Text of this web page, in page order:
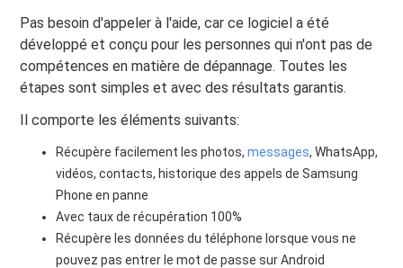
Pas besoin d'appeler à l'aide, car ce logiciel a été
développé et conçu pour les personnes qui n'ont pas de
compétences en matière de dépannage. Toutes les
étapes sont simples et avec des résultats garantis.
Il comporte les éléments suivants:
Récupère facilement les photos,messages, WhatsApp,
vidéos, contacts, historique des appels de Samsung
Phone en panne
Avec taux de récupération 100%
Récupère les données du téléphone lorsque vous ne
pouvez pas entrer le mot de passe sur Android